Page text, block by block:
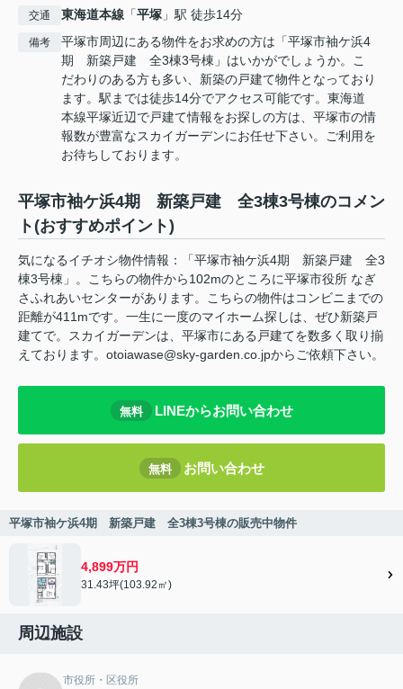
交通 東海道本線 「平塚 」駅 徒歩14分
備考
平塚市周辺にある物件をお求めの方は「平塚市袖ケ浜4
期 新築戸建 全3棟3号棟」はいかがでしょうか。こ
だわりのある方も多い、新築の戸建て物件となっており
ます。駅までは徒歩14分でアクセス可能です。東海道
本線平塚近辺で戸建て情報をお探しの方は、平塚市の情
報数が豊富なスカイガーデンにお任せ下さい。ご利用を
お待ちしております。
平塚市袖ケ浜4期 新築戸建 全3棟3号棟のコメン
ト(おすすめポイント)
気になるイチオシ物件情報：「平塚市袖ケ浜4期 新築戸建 全3
棟3号棟」。こちらの物件から102mのところに平塚市役所 なぎ
さふれあいセンターがあります。こちらの物件はコンビニまでの
距離が411mです。一生に一度のマイホーム探しは、ぜひ新築戸
建てで。スカイガーデンは、平塚市にある戸建てを数多く取り揃
えております。otoiawase@sky-garden.co.jpからご依頼下さい。
無料 LINEからお問い合わせ
無料 お問い合わせ
平塚市袖ケ浜4期 新築戸建 全3棟3号棟の販売中物件
4,899万円
31.43坪(103.92㎡)
周辺施設
市役所・区役所